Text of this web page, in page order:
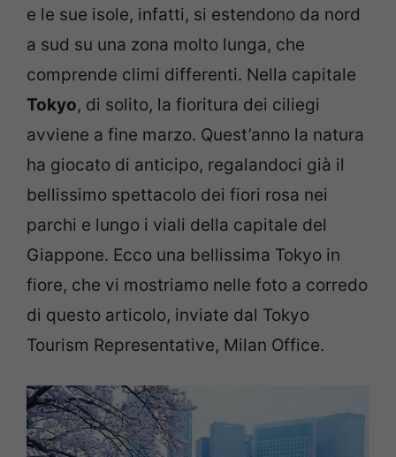
e le sue isole, infatti, si estendono da nord
a sud su una zona molto lunga, che
comprende climi differenti. Nella capitale
Tokyo, di solito, la fioritura dei ciliegi
avviene a fine marzo. Quest’anno la natura
ha giocato di anticipo, regalandoci già il
bellissimo spettacolo dei fiori rosa nei
parchi e lungo i viali della capitale del
Giappone. Ecco una bellissima Tokyo in
fiore, che vi mostriamo nelle foto a corredo
di questo articolo, inviate dal Tokyo
Tourism Representative, Milan Office.